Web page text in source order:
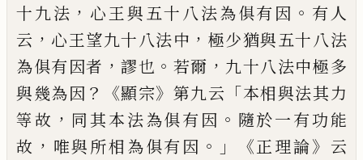
十九法 ， 心王與五十 八法為俱有因 。 有人
云 ， 心王望九十八法中 ， 極少猶與五十八法
為俱有因者 ，謬也 。 若爾 ， 九十八法中極多
與幾為因 ？《顯宗》 第九云 「本相與法其力
等故 ， 同其本法為俱有因 。 隨於一有功能
故 ， 唯與所相為俱有因 。」《正理論》 云